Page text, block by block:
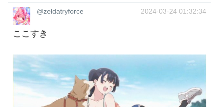
@zeldatryforce 2024-03-24 01:32:34
ここすき